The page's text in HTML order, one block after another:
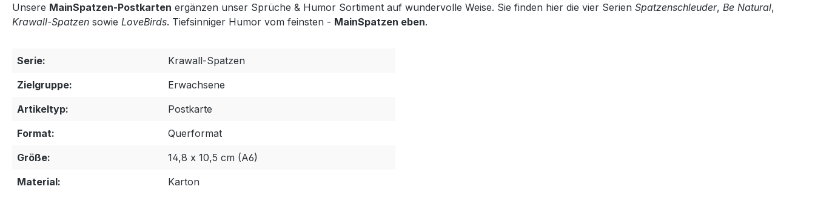
Unsere MainSpatzen-Postkarten ergänzen unser Sprüche & Humor Sortiment auf wundervolle Weise. Sie finden hier die vier Serien Spatzenschleuder, Be Natural,
Krawall-Spatzen sowie LoveBirds. Tiefsinniger Humor vom feinsten - MainSpatzen eben.
Serie:
Krawall-Spatzen
Zielgruppe:
Erwachsene
Artikeltyp:
Postkarte
Format:
Querformat
Größe:
14,8 x 10,5 cm (A6)
Material:
Karton